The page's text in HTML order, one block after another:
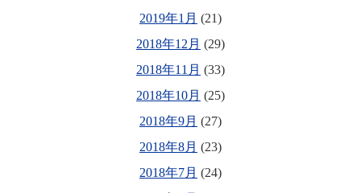
2019年1月 (21)
2018年12月 (29)
2018年11月 (33)
2018年10月 (25)
2018年9月 (27)
2018年8月 (23)
2018年7月 (24)